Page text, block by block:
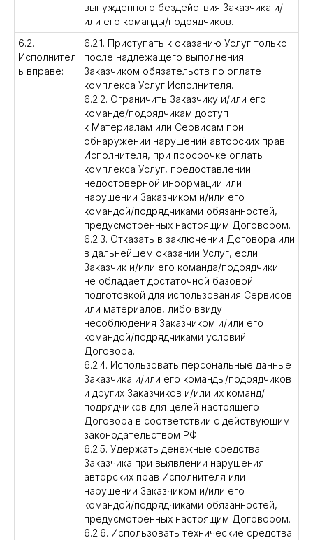
вынужденного бездействия Заказчика и/
или его команды/подрядчиков.
6.2.
Исполнител
ь вправе:
6.2.1. Приступать к оказанию Услуг только
после надлежащего выполнения
Заказчиком обязательств по оплате
комплекса Услуг Исполнителя.
6.2.2. Ограничить Заказчику и/или его
команде/подрядчикам доступ
к Материалам или Сервисам при
обнаружении нарушений авторских прав
Исполнителя, при просрочке оплаты
комплекса Услуг, предоставлении
недостоверной информации или
нарушении Заказчиком и/или его
командой/подрядчиками обязанностей,
предусмотренных настоящим Договором.
6.2.3. Отказать в заключении Договора или
в дальнейшем оказании Услуг, если
Заказчик и/или его команда/подрядчики
не обладает достаточной базовой
подготовкой для использования Сервисов
или материалов, либо ввиду
несоблюдения Заказчиком и/или его
командой/подрядчиками условий
Договора.
6.2.4. Использовать персональные данные
Заказчика и/или его команды/подрядчиков
и других Заказчиков и/или их команд/
подрядчиков для целей настоящего
Договора в соответствии с действующим
законодательством РФ.
6.2.5. Удержать денежные средства
Заказчика при выявлении нарушения
авторских прав Исполнителя или
нарушении Заказчиком и/или его
командой/подрядчиками обязанностей,
предусмотренных настоящим Договором.
6.2.6. Использовать технические средства